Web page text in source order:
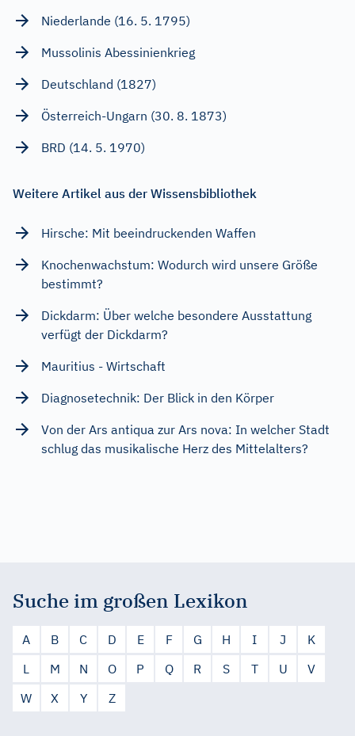
Niederlande (16. 5. 1795)
Mussolinis Abessinienkrieg
Deutschland (1827)
Österreich-Ungarn (30. 8. 1873)
BRD (14. 5. 1970)
Weitere Artikel aus der Wissensbibliothek
Hirsche: Mit beeindruckenden Waffen
Knochenwachstum: Wodurch wird unsere Größe
bestimmt?
Dickdarm: Über welche besondere Ausstattung
verfügt der Dickdarm?
Mauritius - Wirtschaft
Diagnosetechnik: Der Blick in den Körper
Von der Ars antiqua zur Ars nova: In welcher Stadt
schlug das musikalische Herz des Mittelalters?
Suche im großen Lexikon
A B C D E F G H I J
K
L
M N O P Q R S T U
V
W
X Y Z